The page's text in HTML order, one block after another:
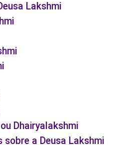
Lakshmi
Dhairyalakshmi
a Deusa Lakshmi